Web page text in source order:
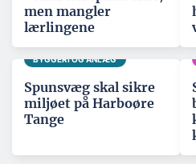
men mangler
lærlingene
BYGGERI OG ANLÆG
Spunsvæg skal sikre
miljøet på Harboøre
Tange